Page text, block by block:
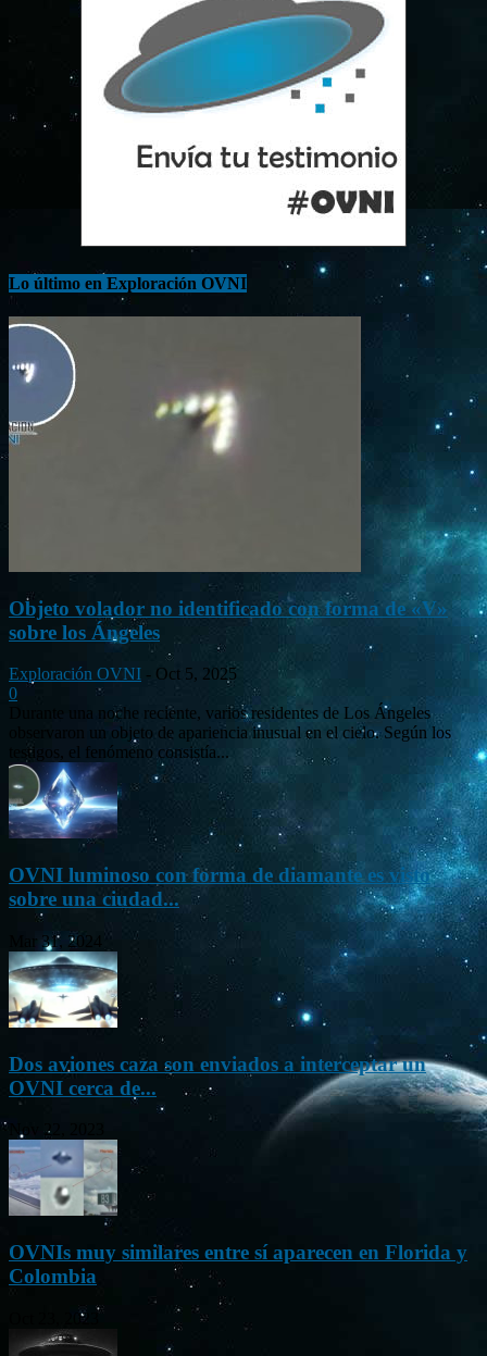
Lo último en Exploración OVNI
Objeto volador no identificado con forma de «V»
sobre los Ángeles
Exploración OVNI - Oct 5, 2025
0
Durante una noche reciente, varios residentes de Los Ángeles
observaron un objeto de apariencia inusual en el cielo. Según los
testigos, el fenómeno consistía...
OVNI luminoso con forma de diamante es visto
sobre una ciudad...
Mar 31, 2024
Dos aviones caza son enviados a interceptar un
OVNI cerca de...
Nov 22, 2023
OVNIs muy similares entre sí aparecen en Florida y
Colombia
Oct 23, 2023